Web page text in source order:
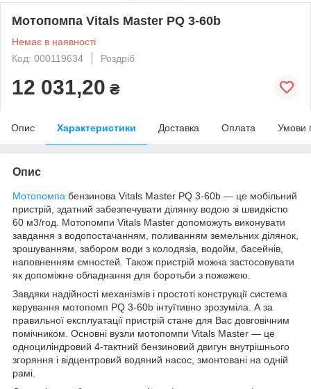
Мотопомпа Vitals Master PQ 3-60b
Немає в наявності
Код: 000119634
Роздріб
12 031,20 ₴
Опис Характеристики Доставка Оплата Умови
Опис
Мотопомпа бензинова Vitals Master PQ 3-60b — це мобільний
пристрій, здатний забезпечувати ділянку водою зі швидкістю
60 м3/год. Мотопомпи Vitals Master допоможуть виконувати
завдання з водопостачанням, поливанням земельних ділянок,
зрошуванням, забором води з колодязів, водойм, басейнів,
наповненням ємностей. Також пристрій можна застосовувати
як допоміжне обладнання для боротьби з пожежею.
Завдяки надійності механізмів і простоті конструкції система
керування мотопомп PQ 3-60b інтуїтивно зрозуміла. А за
правильної експлуатації пристрій стане для Вас довговічним
помічником. Основні вузли мотопомпи Vitals Master — це
одноциліндровий 4-тактний бензиновий двигун внутрішнього
згоряння і відцентровий водяний насос, змонтовані на одній
рамі.